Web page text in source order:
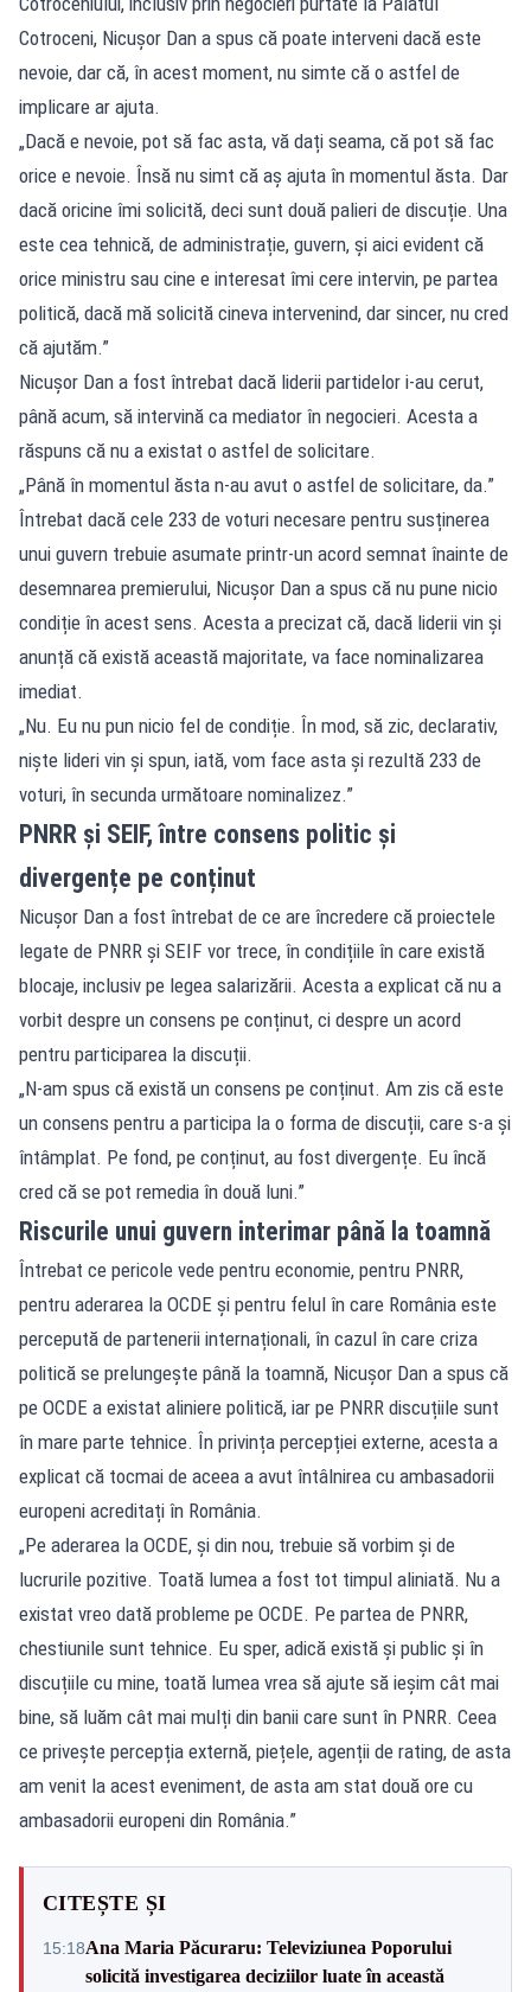
Cotroceni, Nicușor Dan a spus că poate interveni dacă este
nevoie, dar că, în acest moment, nu simte că o astfel de
implicare ar ajuta.
„Dacă e nevoie, pot să fac asta, vă dați seama, că pot să fac
orice e nevoie. Însă nu simt că aș ajuta în momentul ăsta. Dar
dacă oricine îmi solicită, deci sunt două palieri de discuție. Una
este cea tehnică, de administrație, guvern, și aici evident că
orice ministru sau cine e interesat îmi cere intervin, pe partea
politică, dacă mă solicită cineva intervenind, dar sincer, nu cred
că ajutăm.”
Nicușor Dan a fost întrebat dacă liderii partidelor i-au cerut,
până acum, să intervină ca mediator în negocieri. Acesta a
răspuns că nu a existat o astfel de solicitare.
„Până în momentul ăsta n-au avut o astfel de solicitare, da.”
Întrebat dacă cele 233 de voturi necesare pentru susținerea
unui guvern trebuie asumate printr-un acord semnat înainte de
desemnarea premierului, Nicușor Dan a spus că nu pune nicio
condiție în acest sens. Acesta a precizat că, dacă liderii vin și
anunță că există această majoritate, va face nominalizarea
imediat.
„Nu. Eu nu pun nicio fel de condiție. În mod, să zic, declarativ,
niște lideri vin și spun, iată, vom face asta și rezultă 233 de
voturi, în secunda următoare nominalizez.”
PNRR și SEIF, între consens politic și
divergențe pe conținut
Nicușor Dan a fost întrebat de ce are încredere că proiectele
legate de PNRR și SEIF vor trece, în condițiile în care există
blocaje, inclusiv pe legea salarizării. Acesta a explicat că nu a
vorbit despre un consens pe conținut, ci despre un acord
pentru participarea la discuții.
„N-am spus că există un consens pe conținut. Am zis că este
un consens pentru a participa la o forma de discuții, care s-a și
întâmplat. Pe fond, pe conținut, au fost divergențe. Eu încă
cred că se pot remedia în două luni.”
Riscurile unui guvern interimar până la toamnă
Întrebat ce pericole vede pentru economie, pentru PNRR,
pentru aderarea la OCDE și pentru felul în care România este
percepută de partenerii internaționali, în cazul în care criza
politică se prelungește până la toamnă, Nicușor Dan a spus că
pe OCDE a existat aliniere politică, iar pe PNRR discuțiile sunt
în mare parte tehnice. În privința percepției externe, acesta a
explicat că tocmai de aceea a avut întâlnirea cu ambasadorii
europeni acreditați în România.
„Pe aderarea la OCDE, și din nou, trebuie să vorbim și de
lucrurile pozitive. Toată lumea a fost tot timpul aliniată. Nu a
existat vreo dată probleme pe OCDE. Pe partea de PNRR,
chestiunile sunt tehnice. Eu sper, adică există și public și în
discuțiile cu mine, toată lumea vrea să ajute să ieșim cât mai
bine, să luăm cât mai mulți din banii care sunt în PNRR. Ceea
ce privește percepția externă, piețele, agenții de rating, de asta
am venit la acest eveniment, de asta am stat două ore cu
ambasadorii europeni din România.”
CITEȘTE ȘI
15:18Ana Maria Păcuraru: Televiziunea Poporului
solicită investigarea deciziilor luate în această